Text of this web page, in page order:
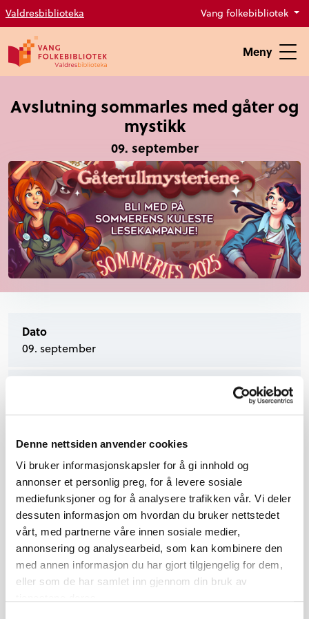
Denne nettsiden anvender cookies
Vi bruker informasjonskapsler for å gi innhold og
annonser et personlig preg, for å levere sosiale
mediefunksjoner og for å analysere trafikken vår. Vi deler
dessuten informasjon om hvordan du bruker nettstedet
vårt, med partnerne våre innen sosiale medier,
annonsering og analysearbeid, som kan kombinere den
med annen informasjon du har gjort tilgjengelig for dem,
eller som de har samlet inn gjennom din bruk av
Valdresbiblioteka Vang folkebibliotek
Meny
Avslutning sommarles med gåter og
mystikk
09. september
Dato
09. september
Sted
Vang folkebibliotek
Sommarles er over for i år og vi har hatt
mange ivrige lesarar i Vang.
Til avslutning blir det ein ettermiddag
med gåter, rebuser, kvisser og ymse